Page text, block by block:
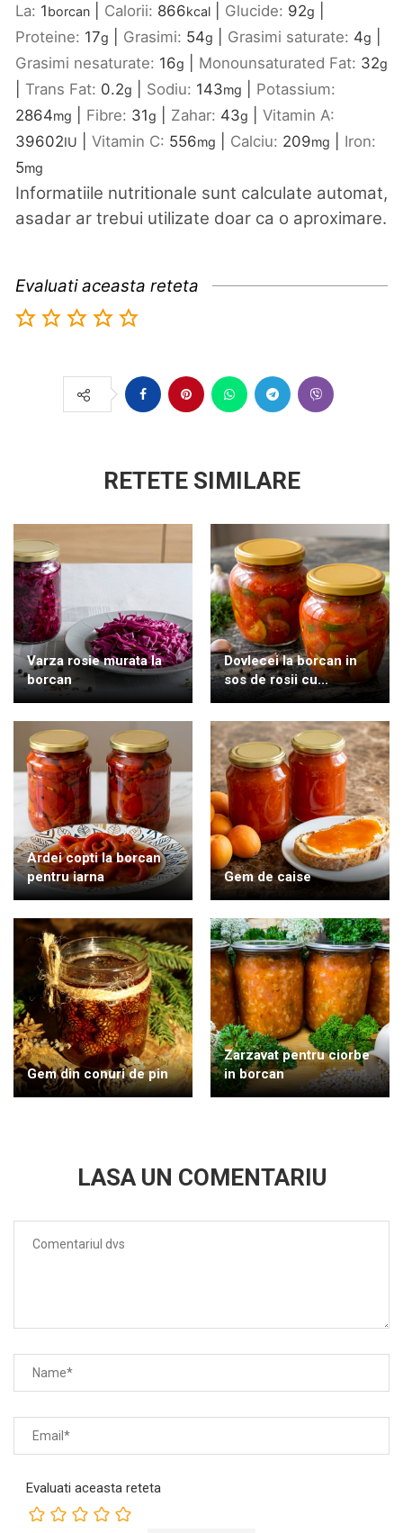
La: 1borcan Calorii: 866kcal Glucide: 92g
Proteine: 17g Grasimi: 54g Grasimi saturate: 4g
Grasimi nesaturate: 16g Monounsaturated Fat: 32g
Trans Fat: 0.2g Sodiu: 143mg
Potassium:
2864mg Fibre: 31g Zahar: 43g
Vitamin A:
39602IU Vitamin C: 556mg Calciu: 209mg
Iron:
5mg
Informatiile nutritionale sunt calculate automat,
asadar ar trebui utilizate doar ca o aproximare.
Evaluati aceasta reteta
RETETE SIMILARE
Varza rosie murata la
borcan
Dovlecei la borcan in
sos de rosii cu...
Ardei copti la borcan
pentru iarna
Gem de caise
Gem din conuri de pin
Zarzavat pentru ciorbe
in borcan
LASA UN COMENTARIU
Evaluati aceasta reteta